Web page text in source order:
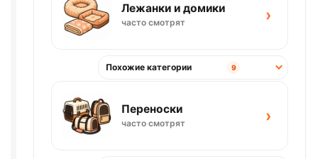
Лежанки и домики
часто смотрят ›
Похожие категории 9
Переноски
часто смотрят ›